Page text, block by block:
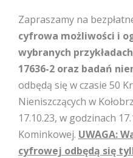
Zapraszamy na
cyfrowa możliwości i
wybranych
17636-2 oraz badań
odbędą się w czasie 50
Nieniszczących w
17.10.23, w godzinach
Kominkowej. UWAGA:
cyfrowej odbędą się